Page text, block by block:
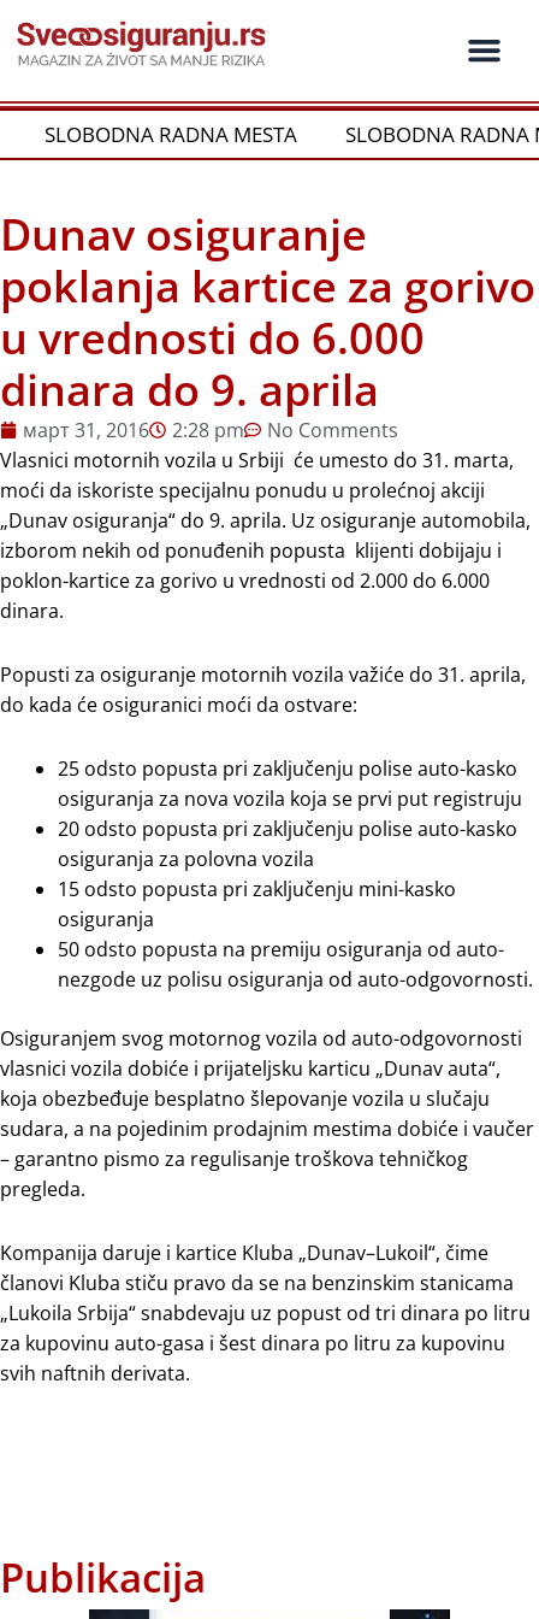
на
садржај
SLOBODNA RADNA MESTA SLOBODNA RADNA
Dunav osiguranje
poklanja kartice za gorivo
u vrednosti do 6.000
dinara do 9. aprila
март 31, 2016 2:28 pm
No Comments
Vlasnici motornih vozila u Srbiji će umesto do 31. marta,
moći da iskoriste specijalnu ponudu u prolećnoj akciji
„Dunav osiguranja“ do 9. aprila. Uz osiguranje automobila,
izborom nekih od ponuđenih popusta klijenti dobijaju i
poklon-kartice za gorivo u vrednosti od 2.000 do 6.000
dinara.
Popusti za osiguranje motornih vozila važiće do 31. aprila,
do kada će osiguranici moći da ostvare:
25 odsto popusta pri zaklјučenju polise auto-kasko
osiguranja za nova vozila koja se prvi put registruju
20 odsto popusta pri zaklјučenju polise auto-kasko
osiguranja za polovna vozila
15 odsto popusta pri zaklјučenju mini-kasko
osiguranja
50 odsto popusta na premiju osiguranja od auto-
nezgode uz polisu osiguranja od auto-odgovornosti.
Osiguranjem svog motornog vozila od auto-odgovornosti
vlasnici vozila dobiće i prijatelјsku karticu „Dunav auta“,
koja obezbeđuje besplatno šlepovanje vozila u slučaju
sudara, a na pojedinim prodajnim mestima dobiće i vaučer
– garantno pismo za regulisanje troškova tehničkog
pregleda.
Kompanija daruje i kartice Kluba „Dunav–Lukoil“, čime
članovi Kluba stiču pravo da se na benzinskim stanicama
„Lukoila Srbija“ snabdevaju uz popust od tri dinara po litru
za kupovinu auto-gasa i šest dinara po litru za kupovinu
svih naftnih derivata.
Publikacija